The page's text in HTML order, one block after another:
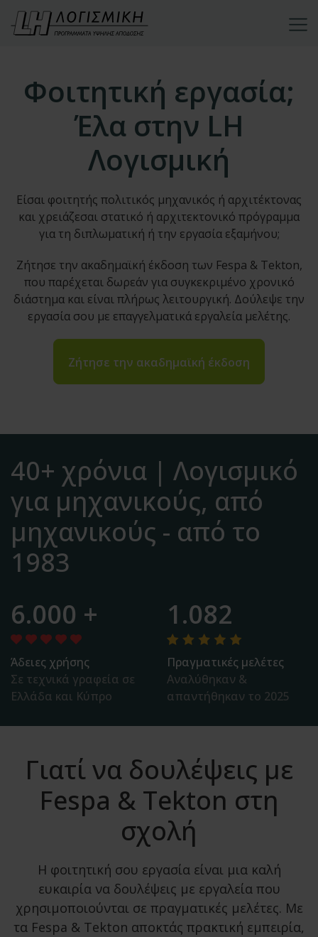
Φοιτητική εργασία;
Έλα στην LH
Λογισμική
Είσαι φοιτητής πολιτικός μηχανικός ή αρχιτέκτονας
και χρειάζεσαι στατικό ή αρχιτεκτονικό πρόγραμμα
για τη διπλωματική ή την εργασία εξαμήνου;
Ζήτησε την ακαδημαϊκή έκδοση των Fespa & Tekton,
που παρέχεται δωρεάν για συγκεκριμένο χρονικό
διάστημα και είναι πλήρως λειτουργική. Δούλεψε την
εργασία σου με επαγγελματικά εργαλεία μελέτης.
Ζήτησε την ακαδημαϊκή έκδοση
40+ χρόνια | Λογισμικό
για μηχανικούς, από
μηχανικούς - από το
1983
6.000 +
Άδειες χρήσης
Σε τεχνικά γραφεία σε
Ελλάδα και Κύπρο
1.082
Πραγματικές μελέτες
Αναλύθηκαν &
απαντήθηκαν το 2025
Γιατί να δουλέψεις με
Fespa & Tekton στη
σχολή
Η φοιτητική σου εργασία είναι μια καλή
ευκαιρία να δουλέψεις με εργαλεία που
χρησιμοποιούνται σε πραγματικές μελέτες. Με
τα Fespa & Tekton αποκτάς πρακτική εμπειρία,